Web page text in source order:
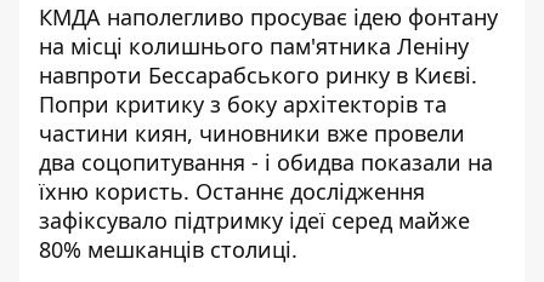
КМДА наполегливо просуває ідею фонтану
на місці колишнього пам'ятника Леніну
навпроти Бессарабського ринку в Києві.
Попри критику з боку архітекторів та
частини киян, чиновники вже провели
два соцопитування - і обидва показали на
їхню користь. Останнє дослідження
зафіксувало підтримку ідеї серед майже
80% мешканців столиці.